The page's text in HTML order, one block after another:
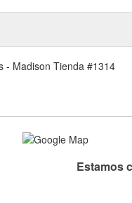
- Madison Tienda #1314
Estamos